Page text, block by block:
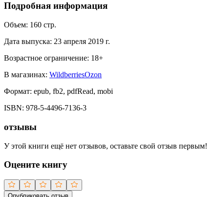
Подробная информация
Объем: 160 стр.
Дата выпуска: 23 апреля 2019 г.
Возрастное ограничение: 18+
В магазинах: WildberriesOzon
Формат: epub, fb2, pdfRead, mobi
ISBN: 978-5-4496-7136-3
отзывы
У этой книги ещё нет отзывов, оставьте свой отзыв первым!
Оцените книгу